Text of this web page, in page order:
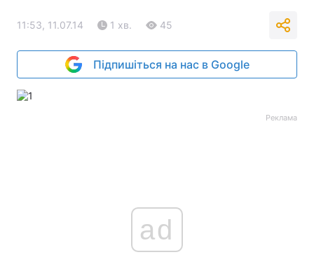
11:53, 11.07.14 1 хв. 45
Підпишіться на нас в Google
Реклама
ad